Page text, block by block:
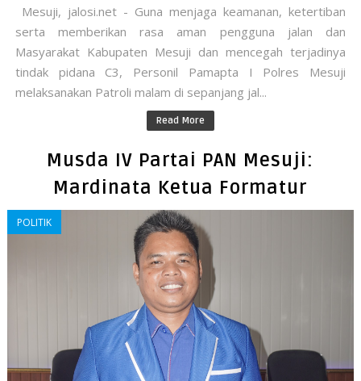
Mesuji, jalosi.net - Guna menjaga keamanan, ketertiban
serta memberikan rasa aman pengguna jalan dan
Masyarakat Kabupaten Mesuji dan mencegah terjadinya
tindak pidana C3, Personil Pamapta I Polres Mesuji
melaksanakan Patroli malam di sepanjang jal...
Read More
Musda IV Partai PAN Mesuji:
Mardinata Ketua Formatur
POLITIK